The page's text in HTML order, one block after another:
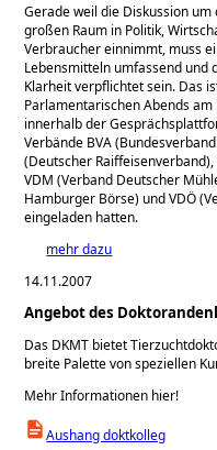
Gerade weil die Diskussion
großen Raum in Politik,
Verbraucher einnimmt, muss
Lebensmitteln umfassend und
Klarheit verpflichtet sein. Das
Parlamentarischen Abends
innerhalb der
Verbände BVA
(Deutscher
VDM (Verband Deutscher
Hamburger Börse) und VDÖ
eingeladen hatten.
mehr dazu
14.11.2007
Angebot des
Das DKMT bietet
breite Palette von speziellen
Mehr Informationen hier!
Aushang doktkolleg